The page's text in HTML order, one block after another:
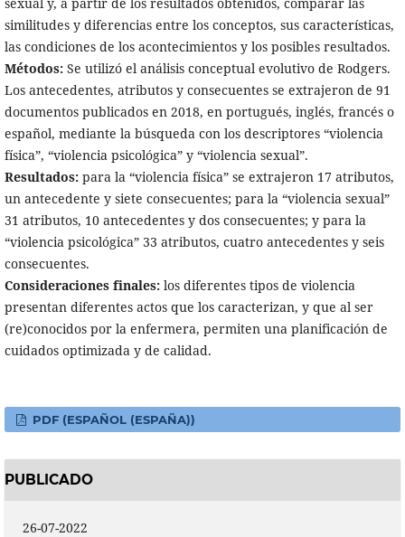
similitudes y diferencias entre los conceptos, sus características,
las condiciones de los acontecimientos y los posibles resultados.
Métodos:Se utilizó el análisis conceptual evolutivo de Rodgers.
Los antecedentes, atributos y consecuentes se extrajeron de 91
documentos publicados en 2018, en portugués, inglés, francés o
español, mediante la búsqueda con los descriptores “violencia
física”, “violencia psicológica” y “violencia sexual”.
Resultados:para la “violencia física” se extrajeron 17 atributos,
un antecedente y siete consecuentes; para la “violencia sexual”
31 atributos, 10 antecedentes y dos consecuentes; y para la
“violencia psicológica” 33 atributos, cuatro antecedentes y seis
consecuentes.
Consideraciones finales:los diferentes tipos de violencia
presentan diferentes actos que los caracterizan, y que al ser
(re)conocidos por la enfermera, permiten una planificación de
cuidados optimizada y de calidad.
PDF (ESPAÑOL (ESPAÑA))
PUBLICADO
26-07-2022